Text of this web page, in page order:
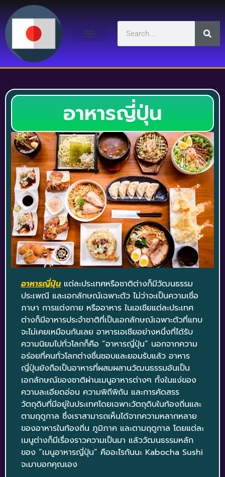
อาหารญี่ปุ่น
อาหารญี่ปุ่นแต่ละประเทศหรือชาติต่างก็มีวัฒนธรรม
ประเพณี และเอกลักษณ์เฉพาะตัว ไม่ว่าจะเป็นความเชื่อ
ภาษา การแต่งกาย หรืออาหาร ในเอเชียแต่ละประเทศ
ต่างก็มีอาหารประจำชาติที่เป็นเอกลักษณ์เฉพาะตัวที่แทบ
จะไม่เคยเหมือนกันเลย อาหารเอเชียอย่างหนึ่งที่ได้รับ
ความนิยมไปทั่วโลกก็คือ “อาหารญี่ปุ่น” นอกจากความ
อร่อยที่คนทั่วโลกต่างชื่นชอบและยอมรับแล้ว อาหาร
ญี่ปุ่นยังถือเป็นอาหารที่ผสมผสานวัฒนธรรมอันเป็น
เอกลักษณ์ของชาติผ่านเมนูอาหารต่างๆ ทั้งในแง่ของ
ความละเอียดอ่อน ความพิถีพิถัน และการคัดสรร
วัตถุดิบที่มีอยู่ในประเทศโดยเฉพาะวัตถุดิบในท้องถิ่นและ
ตามฤดูกาล ซึ่งเราสามารถเห็นได้จากความหลากหลาย
ของอาหารในท้องถิ่น ภูมิภาค และตามฤดูกาล โดยแต่ละ
เมนูต่างก็มีเรื่องราวความเป็นมา แล้ววัฒนธรรมหลัก
ของ “เมนูอาหารญี่ปุ่น” คืออะไรกันนะ Kabocha Sushi
จะมาบอกคุณเอง